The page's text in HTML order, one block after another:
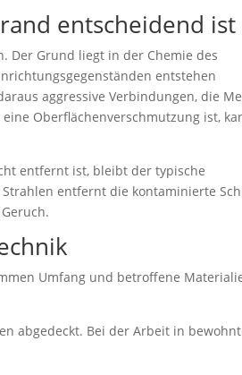
entscheidend ist
Der Grund liegt in der Chemie des
entstehen
aggressive Verbindungen, die
Oberflächenverschmutzung ist,
entfernt ist, bleibt der typische
entfernt die kontaminierte
Umfang und betroffene
abgedeckt. Bei der Arbeit in